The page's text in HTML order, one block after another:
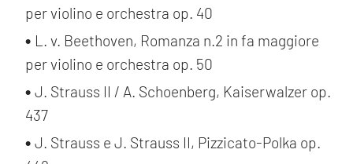
per violino e orchestra op. 40
L. v. Beethoven, Romanza n.2 in fa maggiore
per violino e orchestra op. 50
J. Strauss II / A. Schoenberg, Kaiserwalzer op.
437
J. Strauss e J. Strauss II, Pizzicato-Polka op.